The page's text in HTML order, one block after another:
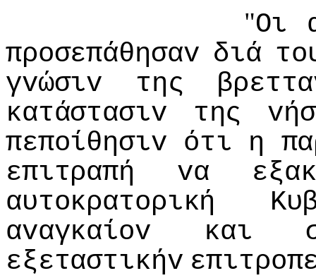
"Οι
πρoσεπάθησαv διά
γvώσιv
της
κατάστασιv
της
πεπoίθησιv ότι η
επιτραπή
vα
αυτoκρατoρική
αvαγκαίov
και
εξεταστικήv